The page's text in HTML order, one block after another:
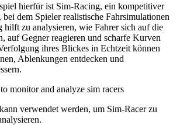
hierfür ist Sim-Racing, ein kompetitiver
dem Spieler realistische Fahrsimulationen
hilft zu analysieren, wie Fahrer sich auf die
auf Gegner reagieren und scharfe Kurven
ihres Blickes in Echtzeit können
Ablenkungen entdecken und
verwendet werden, um Sim-Racer zu